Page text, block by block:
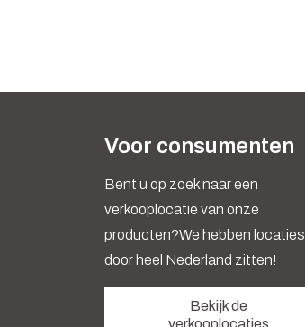
Voor consumenten
Bent u op zoek naar een
verkooplocatie van onze
producten?We hebben locaties
door heel Nederland zitten!
Bekijk de
verkooplocaties